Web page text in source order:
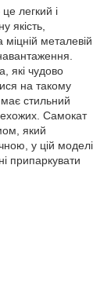
легкий і
якість,
міцній металевій
які чудово
на такому
має стильний
Самокат
який
у цій моделі
припаркувати